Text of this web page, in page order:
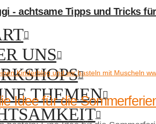
UNS
THEMEN
Idee für die